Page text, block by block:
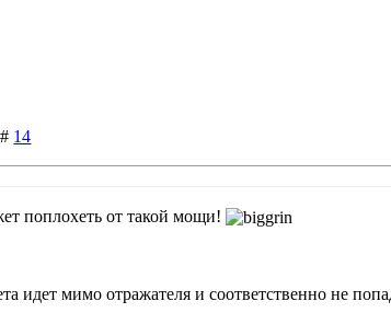
14
поплохеть от такой мощи!
идет мимо отражателя и соответственно не